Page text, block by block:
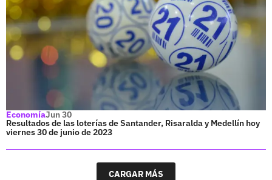
EconomíaJun 30
Resultados de las loterías de Santander, Risaralda y Medellín hoy
viernes 30 de junio de 2023
CARGAR MÁS